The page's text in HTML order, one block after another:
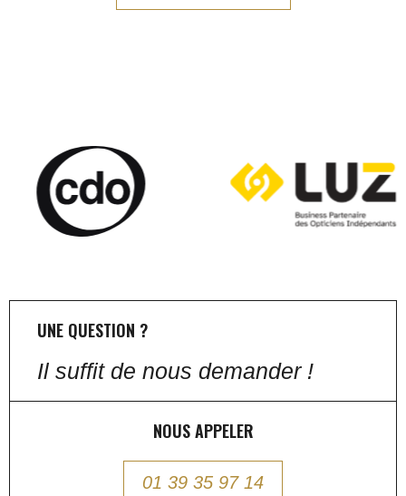
UNE QUESTION ?
Il suffit de nous demander !
NOUS APPELER
01 39 35 97 14